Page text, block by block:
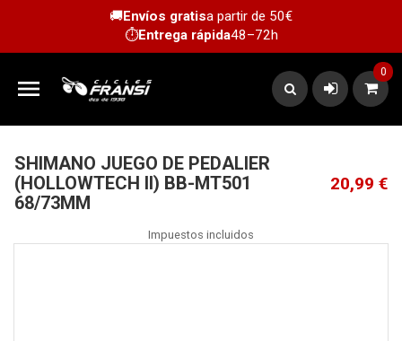
🚚Envíos gratisa partir de 50€
⏱️Entrega rápida48–72h

0
SHIMANO JUEGO DE PEDALIER
(HOLLOWTECH II) BB-MT501
68/73MM
20,99 €
Impuestos incluidos